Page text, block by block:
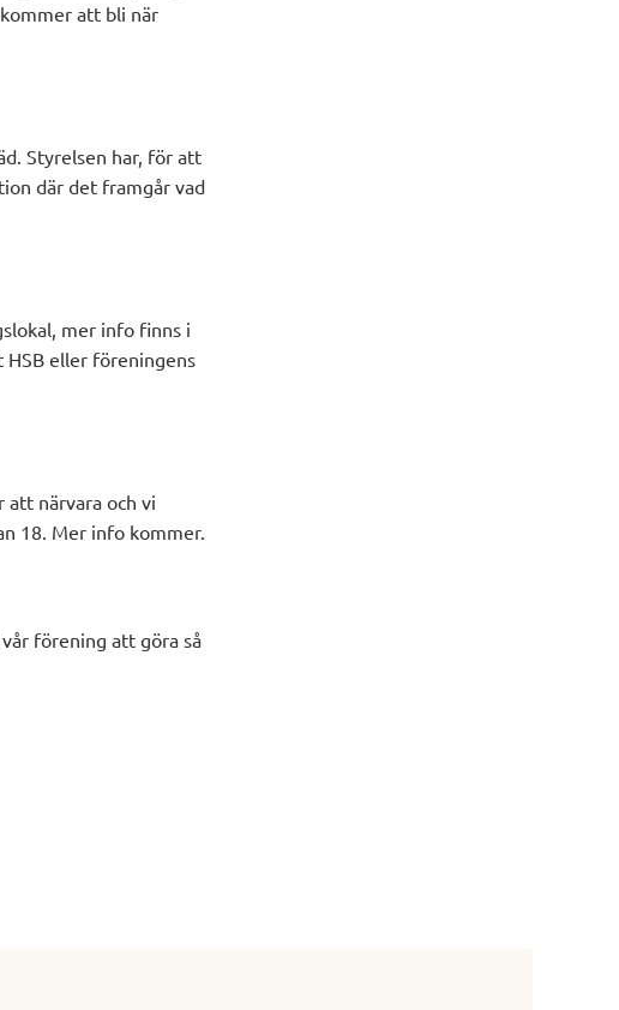
att bli när
Styrelsen har, för att
där det framgår vad
mer info finns i
HSB eller föreningens
närvara och vi
18. Mer info kommer.
förening att göra så